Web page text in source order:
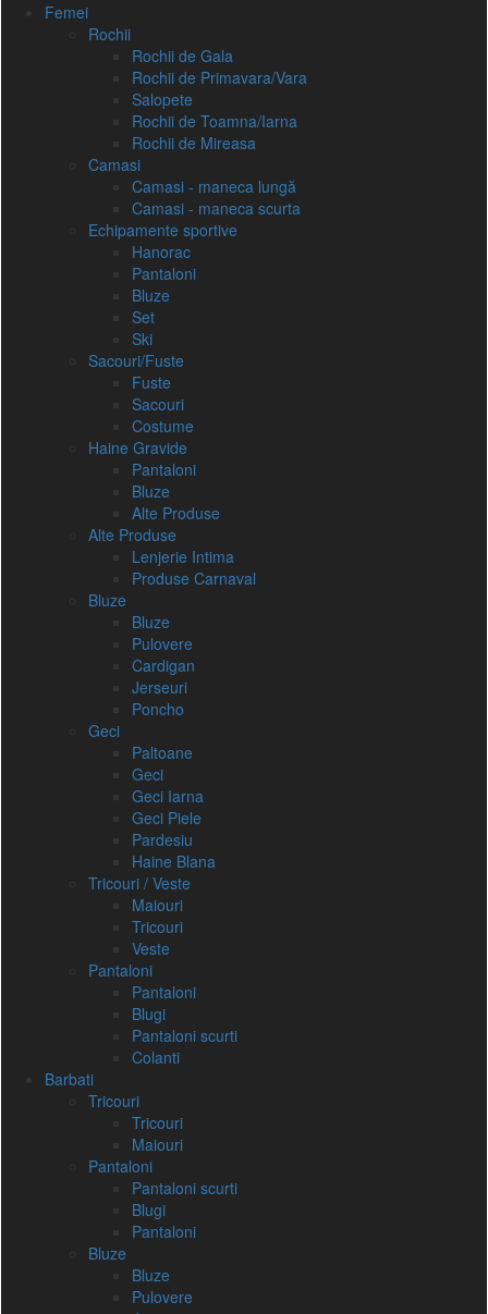
Femei
Rochii
Rochii de Gala
Rochii de Primavara/Vara
Salopete
Rochii de Toamna/Iarna
Rochii de Mireasa
Camasi
Camasi - maneca lungă
Camasi - maneca scurta
Echipamente sportive
Hanorac
Pantaloni
Bluze
Set
Ski
Sacouri/Fuste
Fuste
Sacouri
Costume
Haine Gravide
Pantaloni
Bluze
Alte Produse
Alte Produse
Lenjerie Intima
Produse Carnaval
Bluze
Bluze
Pulovere
Cardigan
Jerseuri
Poncho
Geci
Paltoane
Geci
Geci Iarna
Geci Piele
Pardesiu
Haine Blana
Tricouri / Veste
Maiouri
Tricouri
Veste
Pantaloni
Pantaloni
Blugi
Pantaloni scurti
Colanti
Barbati
Tricouri
Tricouri
Maiouri
Pantaloni
Pantaloni scurti
Blugi
Pantaloni
Bluze
Bluze
Pulovere